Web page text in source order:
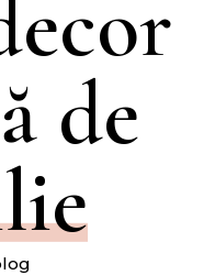
de